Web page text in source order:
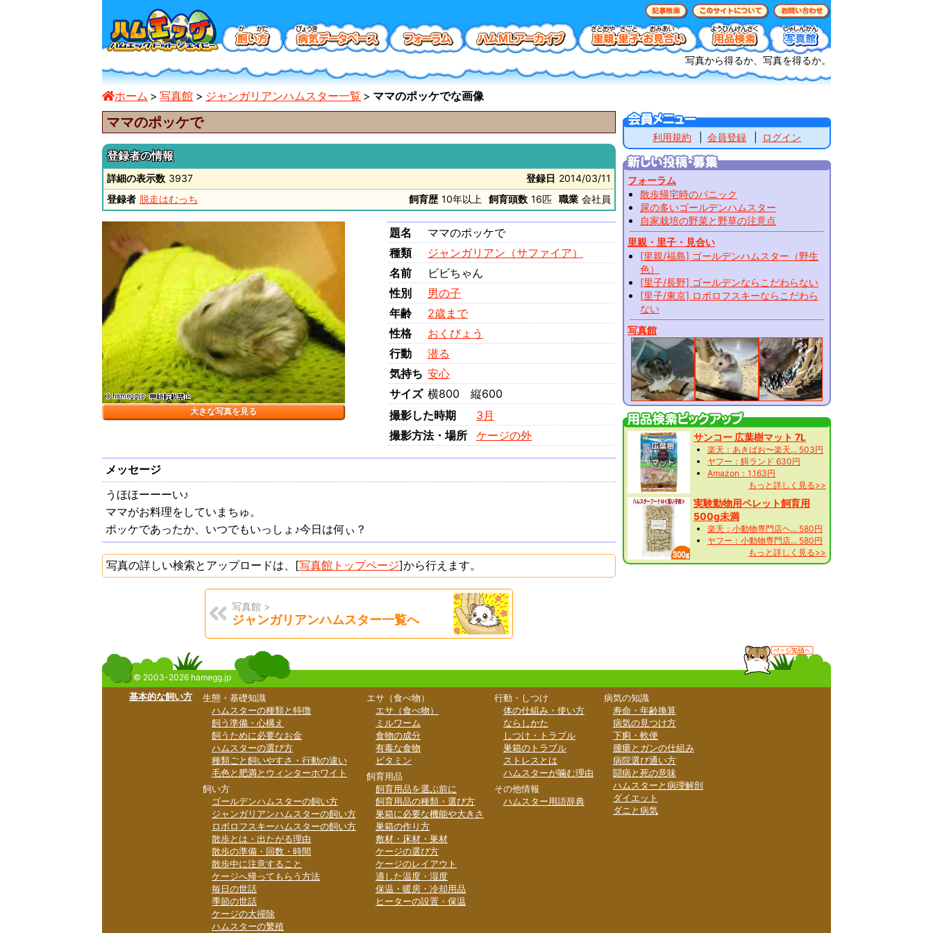
写真から得るか、写真を得るか。
ホーム 写真館 ジャンガリアンハムスター一覧 ママのポッケでな画像
ママのポッケで
登録者の情報
詳細の表示数 3937 登録日 2014/03/11
登録者 脱走はむっち 飼育歴 10年以上 飼育頭数 16匹 職業 会社員
大きな写真を見る
題名
ママのポッケで
種類
ジャンガリアン（サファイア）
名前
ビビちゃん
性別
男の子
年齢
2歳まで
性格
おくびょう
行動
潜る
気持ち 安心
サイズ 横800 縦600
撮影した時期
3月
撮影方法・場所
ケージの外
メッセージ
うほほーーーい♪
ママがお料理をしていまちゅ。
ポッケであったか、いつでもいっしょ♪今日は何ぃ？
写真の詳しい検索とアップロードは、[写真館トップページ]から行えます。
写真館 >
ジャンガリアンハムスター一覧へ
利用規約 会員登録 ログイン
フォーラム
散歩帰宅時のパニック
尿の多いゴールデンハムスター
自家栽培の野菜と野草の注意点
里親・里子・見合い
[里親/福島] ゴールデンハムスター（野生
色）
[里子/長野] ゴールデンならこだわらない
[里子/東京] ロボロフスキーならこだわら
ない
写真館
サンコー 広葉樹マット 7L
楽天：あきばお〜楽天... 503円
ヤフー：餌ランド 630円
Amazon：1,163円
もっと詳しく見る>>
実験動物用ペレット飼育用
500g未満
楽天：小動物専門店ヘ... 580円
ヤフー：小動物専門店... 580円
もっと詳しく見る>>
© 2003-2026 hamegg.jp
基本的な飼い方
生態・基礎知識
ハムスターの種類と特徴
飼う準備・心構え
飼うために必要なお金
ハムスターの選び方
種類ごと飼いやすさ・行動の違い
毛色と肥満とウィンターホワイト
飼い方
ゴールデンハムスターの飼い方
ジャンガリアンハムスターの飼い方
ロボロフスキーハムスターの飼い方
散歩とは・出たがる理由
散歩の準備・回数・時間
散歩中に注意すること
ケージへ帰ってもらう方法
毎日の世話
季節の世話
ケージの大掃除
ハムスターの繁殖
エサ（食べ物）
エサ（食べ物）
ミルワーム
食物の成分
有毒な食物
ビタミン
飼育用品
飼育用品を選ぶ前に
飼育用品の種類・選び方
巣箱に必要な機能や大きさ
巣箱の作り方
敷材・床材・巣材
ケージの選び方
ケージのレイアウト
適した温度・湿度
保温・暖房・冷却用品
ヒーターの設置・保温
行動・しつけ
体の仕組み・使い方
ならしかた
しつけ・トラブル
巣箱のトラブル
ストレスとは
ハムスターが噛む理由
その他情報
ハムスター用語辞典
病気の知識
寿命・年齢換算
病気の見つけ方
下痢・軟便
腫瘍とガンの仕組み
病院選び通い方
闘病と死の意味
ハムスターと病理解剖
ダイエット
ダニと病気